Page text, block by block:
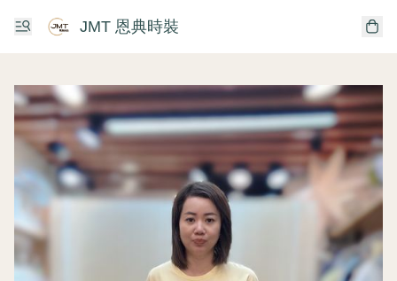
JMT 恩典時裝